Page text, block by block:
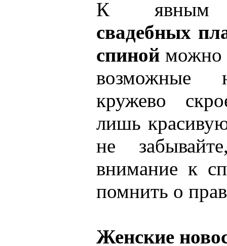
К явным
свадебных
спиной можно
возможные
кружево
лишь
не
внимание к
помнить о
Женские